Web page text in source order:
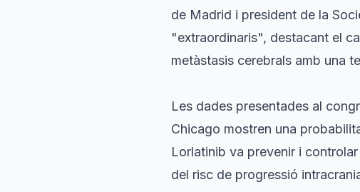
de Madrid i president de la
"extraordinaris", destacant el
metàstasis cerebrals amb una
Les dades presentades al
Chicago mostren una
Lorlatinib va prevenir i
del risc de progressió